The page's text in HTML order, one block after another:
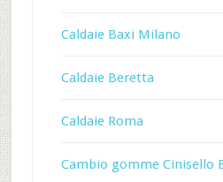
Caldaie Baxi Milano
Caldaie Beretta
Caldaie Roma
Cambio gomme Cinisello